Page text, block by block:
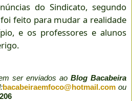
do Sindicato, segundo
feito para mudar a realidade
e os professores e alunos
ser enviados ao Blog Bacabeira
bacabeiraemfoco@hotmail.com ou